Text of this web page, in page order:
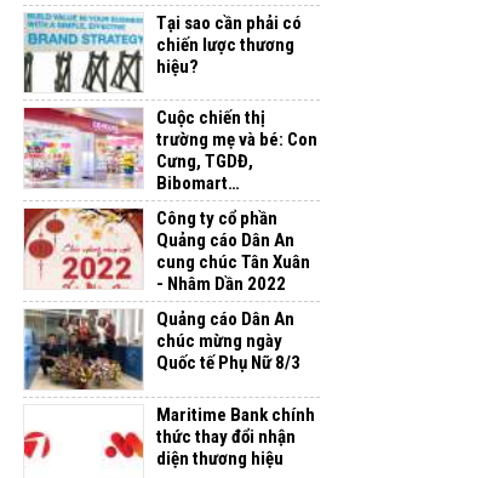
Tại sao cần phải có
chiến lược thương
hiệu?
Cuộc chiến thị
trường mẹ và bé: Con
Cưng, TGDĐ,
Bibomart…
Công ty cổ phần
Quảng cáo Dân An
cung chúc Tân Xuân
- Nhâm Dần 2022
Quảng cáo Dân An
chúc mừng ngày
Quốc tế Phụ Nữ 8/3
Maritime Bank chính
thức thay đổi nhận
diện thương hiệu